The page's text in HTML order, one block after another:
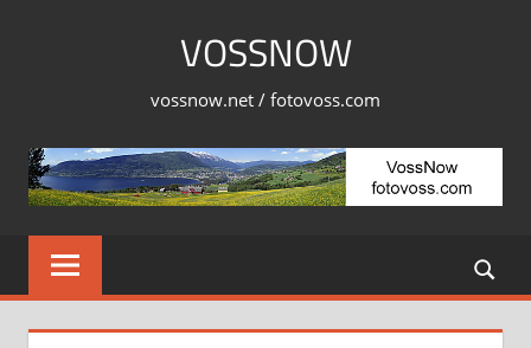
VOSSNOW
vossnow.net / fotovoss.com